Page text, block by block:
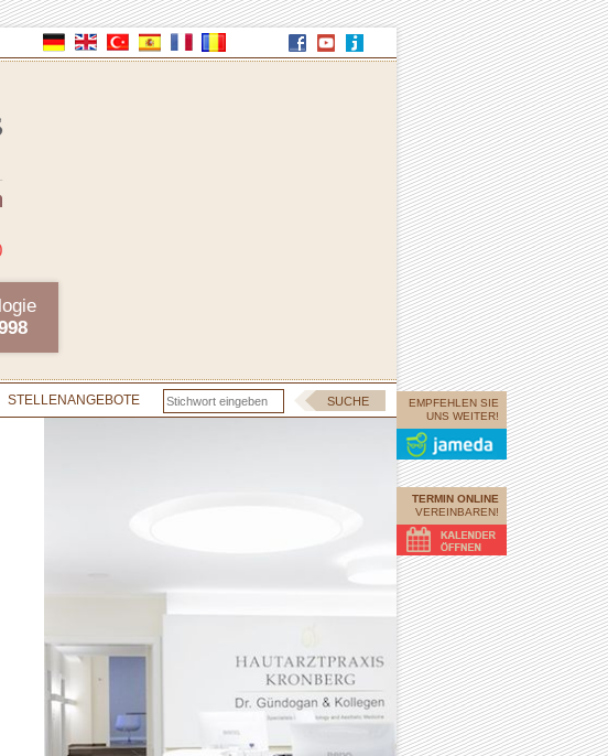
STELLENANGEBOTE
EMPFEHLEN SIE
UNS WEITER!
TERMIN ONLINE
VEREINBAREN!